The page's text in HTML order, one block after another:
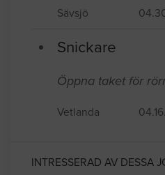
Sävsjö
Snickare
Öppna taket för
Vetlanda
INTRESSERAD AV DESSA